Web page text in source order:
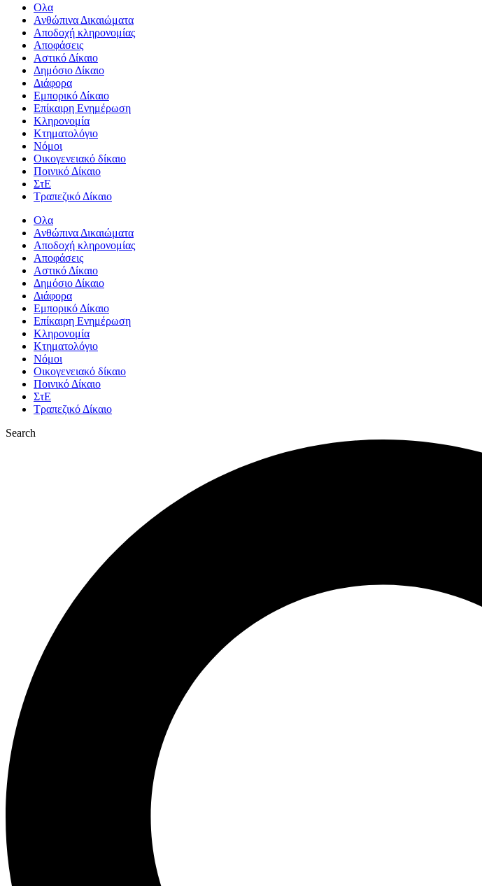
Ολα
Ανθώπινα Δικαιώματα
Aποδοχή κληρονομίας
Αποφάσεις
Αστικό Δίκαιο
Δημόσιο Δίκαιο
Διάφορα
Εμπορικό Δίκαιο
Επίκαιρη Ενημέρωση
Kληρονομία
Κτηματολόγιο
Νόμοι
Οικογενειακό δίκαιο
Ποινικό Δίκαιο
ΣτΕ
Τραπεζικό Δίκαιο
Ολα
Ανθώπινα Δικαιώματα
Aποδοχή κληρονομίας
Αποφάσεις
Αστικό Δίκαιο
Δημόσιο Δίκαιο
Διάφορα
Εμπορικό Δίκαιο
Επίκαιρη Ενημέρωση
Kληρονομία
Κτηματολόγιο
Νόμοι
Οικογενειακό δίκαιο
Ποινικό Δίκαιο
ΣτΕ
Τραπεζικό Δίκαιο
Search